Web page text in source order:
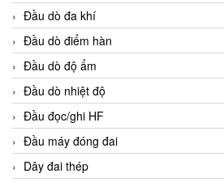
Đầu dò đa khí
Đầu dò điểm hàn
Đầu dò độ ẩm
Đầu dò nhiệt độ
Đầu đọc/ghi HF
Đầu máy đóng đai
Dây đai thép